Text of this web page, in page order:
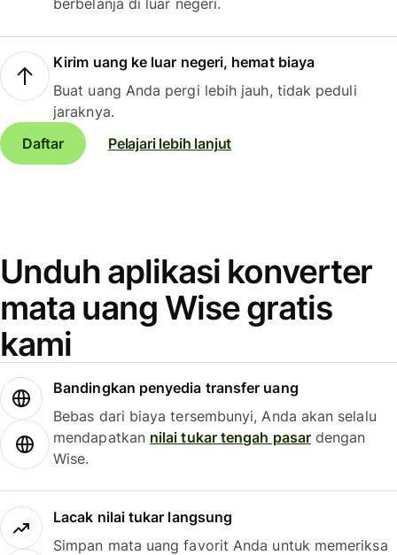
berbelanja di luar negeri.
Kirim uang ke luar negeri, hemat biaya
Buat uang Anda pergi lebih jauh, tidak peduli
jaraknya.
Daftar
Pelajari lebih lanjut
Unduh aplikasi konverter
mata uang Wise gratis
kami
Bandingkan penyedia transfer uang
Bebas dari biaya tersembunyi, Anda akan selalu
mendapatkan nilai tukar tengah pasardengan
Wise.
Lacak nilai tukar langsung
Simpan mata uang favorit Anda untuk memeriksa